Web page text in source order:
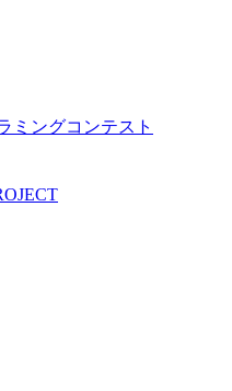
ミングコンテスト